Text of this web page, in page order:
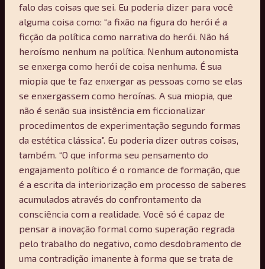
falo das coisas que sei. Eu poderia dizer para você
alguma coisa como: “a fixão na figura do herói é a
ficção da política como narrativa do herói. Não há
heroísmo nenhum na política. Nenhum autonomista
se enxerga como herói de coisa nenhuma. É sua
miopia que te faz enxergar as pessoas como se elas
se enxergassem como heroínas. A sua miopia, que
não é senão sua insistência em ficcionalizar
procedimentos de experimentação segundo formas
da estética clássica”. Eu poderia dizer outras coisas,
também. “O que informa seu pensamento do
engajamento político é o romance de formação, que
é a escrita da interiorização em processo de saberes
acumulados através do confrontamento da
consciência com a realidade. Você só é capaz de
pensar a inovação formal como superação regrada
pelo trabalho do negativo, como desdobramento de
uma contradição imanente à forma que se trata de